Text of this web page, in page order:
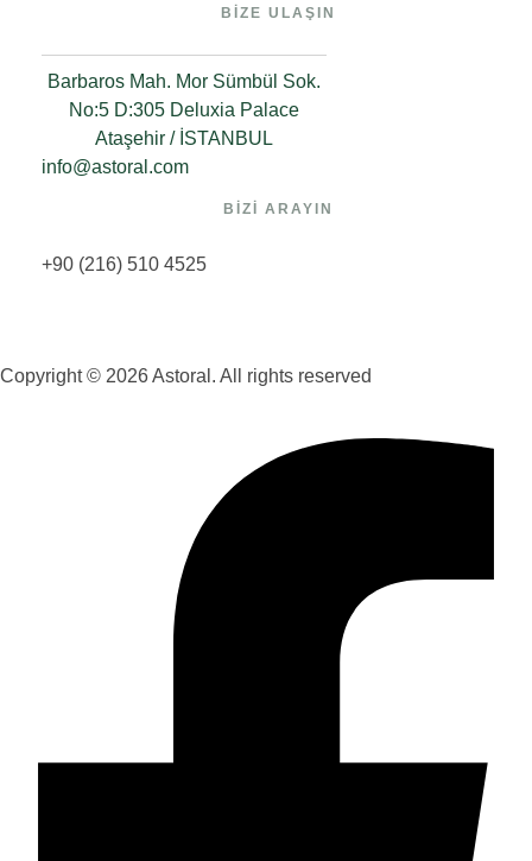
BİZE ULAŞIN
Barbaros Mah. Mor Sümbül Sok.
No:5 D:305 Deluxia Palace
Ataşehir / İSTANBUL
info@astoral.com
BİZİ ARAYIN
+90 (216) 510 4525
Copyright © 2026 Astoral. All rights reserved